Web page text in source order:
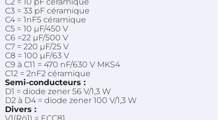
C3 = 33 pF céramique
C4 = 1nF5 céramique
C5 = 10 µF/450 V
C6 =22 µF/500 V
C7 = 220 µF/25 V
C8 = 100 µF/63 V
C9 à C11 = 470 nF/630 V MKS4
C12 = 2nF2 céramique
Semi-conducteurs :
D1 = diode zener 56 V/1,3 W
D2 à D4 = diode zener 100 V/1,3 W
Divers :